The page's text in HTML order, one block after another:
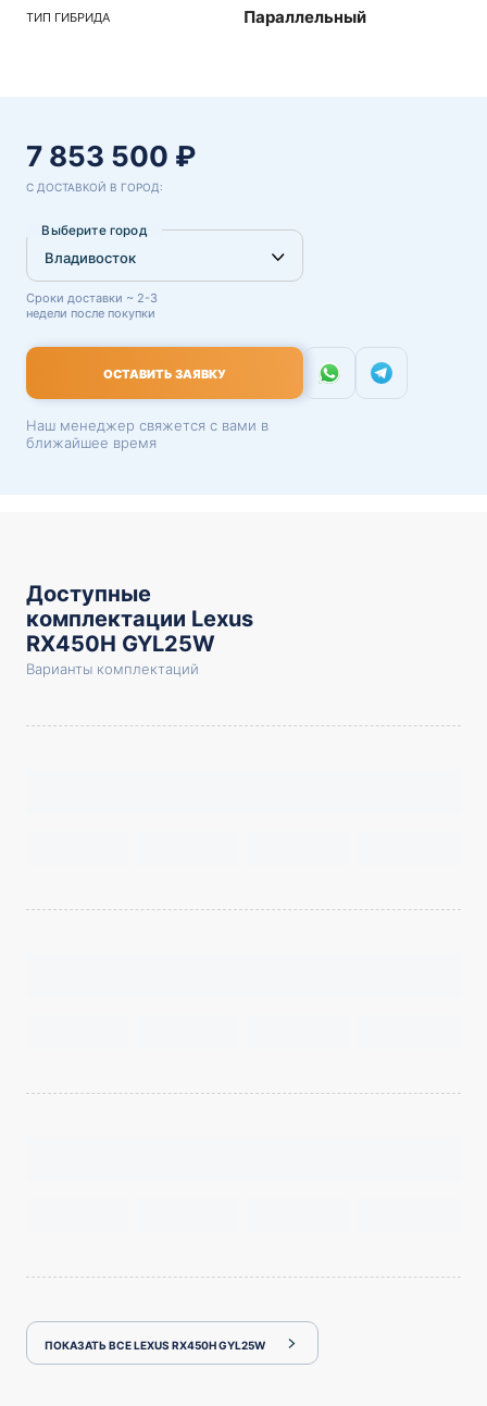
ТИП ГИБРИДА Параллельный
7 853 500 ₽
С ДОСТАВКОЙ В ГОРОД:
Выберите город
Сроки доставки ~ 2-3
недели после покупки
ОСТАВИТЬ ЗАЯВКУ
Наш менеджер свяжется с вами в
ближайшее время
Доступные
комплектации Lexus
RX450H GYL25W
Варианты комплектаций
ПОКАЗАТЬ ВСЕ LEXUS RX450H GYL25W